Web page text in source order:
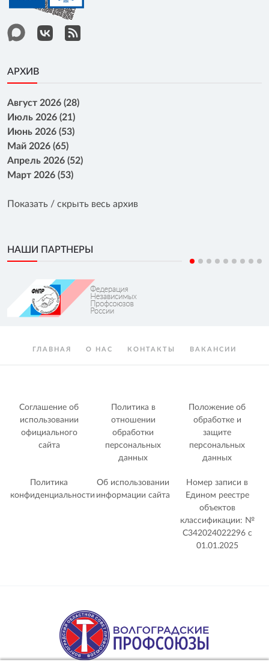
АРХИВ
Август 2026 (28)
Июль 2026 (21)
Июнь 2026 (53)
Май 2026 (65)
Апрель 2026 (52)
Март 2026 (53)
Показать / скрыть весь архив
НАШИ ПАРТНЕРЫ
ГЛАВНАЯ О НАС КОНТАКТЫ ВАКАНСИИ
Соглашение об
использовании
официального
сайта
Политика в
отношении
обработки
персональных
данных
Положение об
обработке и
защите
персональных
данных
Политика
конфиденциальности
Об использовании
информации сайта
Номер записи в
Едином реестре
объектов
классификации: №
С342024022296 c
01.01.2025